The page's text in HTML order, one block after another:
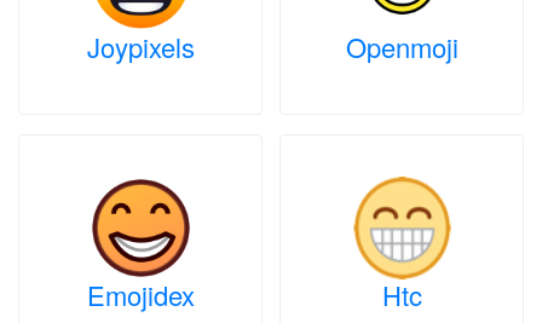
Joypixels Openmoji
Emojidex Htc